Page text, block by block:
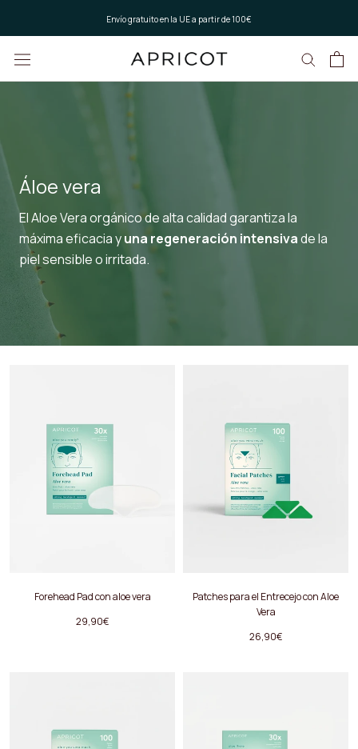
Envío gratuito en la UE a partir de 100€
Áloe vera
El Aloe Vera orgánico de alta calidad garantiza la
máxima eficacia yuna regeneración intensivade la
piel sensible o irritada.
Forehead Padcon aloe vera
29,90€
Patches para el Entrecejo con Aloe
Vera
26,90€